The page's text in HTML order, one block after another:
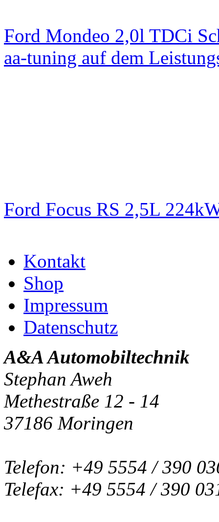
Ford Mondeo 2,0l TDCi
aa-tuning auf dem
Ford Focus RS 2,5L
Kontakt
Shop
Impressum
Datenschutz
A&A Automobiltechnik
Stephan Aweh
Methestraße 12 - 14
37186 Moringen
Telefon: +49 5554 / 390
Telefax: +49 5554 / 390